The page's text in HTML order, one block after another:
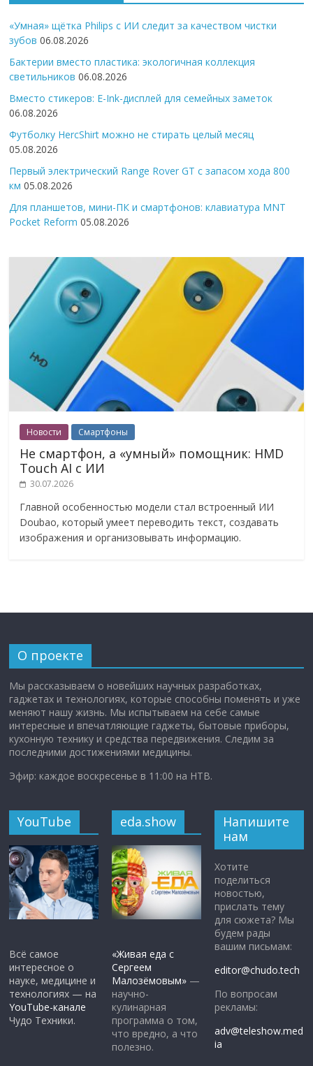
«Умная» щётка Philips с ИИ следит за качеством чистки
зубов 06.08.2026
Бактерии вместо пластика: экологичная коллекция
светильников 06.08.2026
Вместо стикеров: E-Ink-дисплей для семейных заметок
06.08.2026
Футболку HercShirt можно не стирать целый месяц
05.08.2026
Первый электрический Range Rover GT с запасом хода 800
км 05.08.2026
Для планшетов, мини-ПК и смартфонов: клавиатура MNT
Pocket Reform 05.08.2026
Новости Смартфоны
Не смартфон, а «умный» помощник: HMD
Touch AI с ИИ
30.07.2026
Главной особенностью модели стал встроенный ИИ
Doubao, который умеет переводить текст, создавать
изображения и организовывать информацию.
О проекте
Мы рассказываем о новейших научных разработках,
гаджетах и технологиях, которые способны поменять и уже
меняют нашу жизнь. Мы испытываем на себе самые
интересные и впечатляющие гаджеты, бытовые приборы,
кухонную технику и средства передвижения. Следим за
последними достижениями медицины.
Эфир: каждое воскресенье в 11:00 на НТВ.
YouTube
Всё самое
интересное о
науке, медицине и
технологиях — на
YouTube-канале
Чудо Техники.
eda.show
«Живая еда с
Сергеем
Малозёмовым» —
научно-
кулинарная
программа о том,
что вредно, а что
полезно.
Напишите
нам
Хотите
поделиться
новостью,
прислать тему
для сюжета? Мы
будем рады
вашим письмам:
editor@chudo.tech
По вопросам
рекламы:
adv@teleshow.med
ia